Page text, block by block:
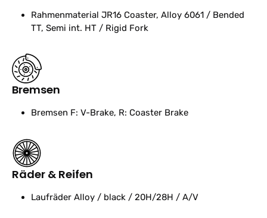
Rahmenmaterial JR16 Coaster, Alloy 6061 / Bended
TT, Semi int. HT / Rigid Fork
Bremsen
Bremsen F: V-Brake, R: Coaster Brake
Räder & Reifen
Laufräder Alloy / black / 20H/28H / A/V